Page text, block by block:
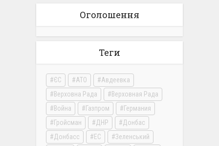
Оголошення
Теги
ЄС АТО
Авдеевка
Верховна Рада
Верховная Рада
Война
Газпром
Германия
Гройсман
ДНР
Донбас
Донбасс
ЕС Зеленський